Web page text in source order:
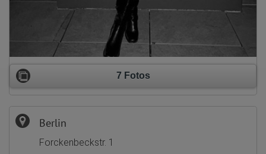
7 Fotos
Berlin
Forckenbeckstr. 1